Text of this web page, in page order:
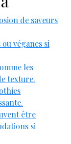
de saveurs
véganes si
les
texture.
être
si